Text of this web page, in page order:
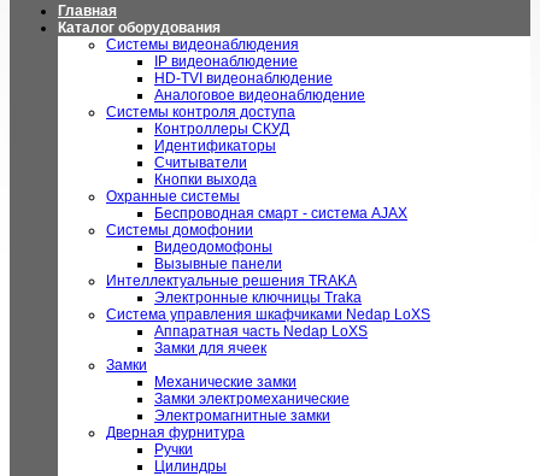
Главная
Каталог оборудования
Системы видеонаблюдения
IP видеонаблюдение
HD-TVI видеонаблюдение
Аналоговое видеонаблюдение
Системы контроля доступа
Контроллеры СКУД
Идентификаторы
Считыватели
Кнопки выхода
Охранные системы
Беспроводная смарт - система AJAX
Системы домофонии
Видеодомофоны
Вызывные панели
Интеллектуальные решения TRAKA
Электронные ключницы Traka
Система управления шкафчиками Nedap LoXS
Аппаратная часть Nedap LoXS
Замки для ячеек
Замки
Механические замки
Замки электромеханические
Электромагнитные замки
Дверная фурнитура
Ручки
Цилиндры